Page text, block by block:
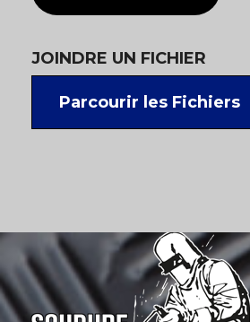
JOINDRE UN FICHIER
Parcourir les Fichiers